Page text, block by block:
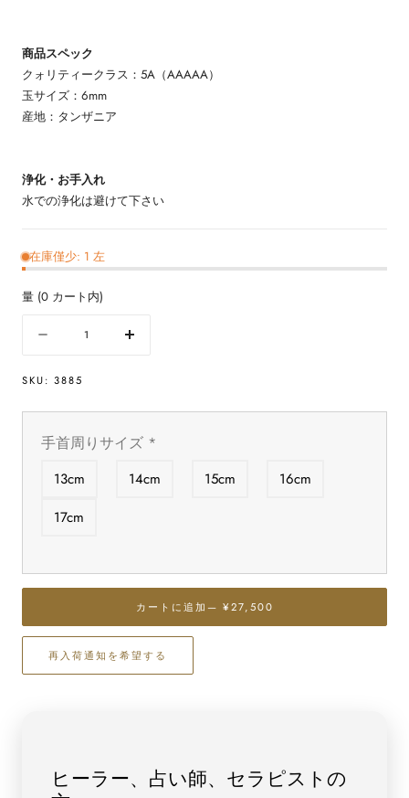
商品スペック
クォリティークラス：5A（AAAAA）
玉サイズ：6mm
産地：タンザニア
浄化・お手入れ
水での浄化は避けて下さい
在庫僅少: 1 左
量 (0 カート内)
を
減
す
カ
ヤ
ト
ザ
ニ
ア
ス
数
増
す
カ
ト
ン
ザ
ニ
ア
ス
SKU: 3885
手首周りサイズ *
13cm 14cm 15cm
16cm
17cm
カートに追加— ¥27,500
再入荷通知を希望する
ヒーラー、占い師、セラピストの